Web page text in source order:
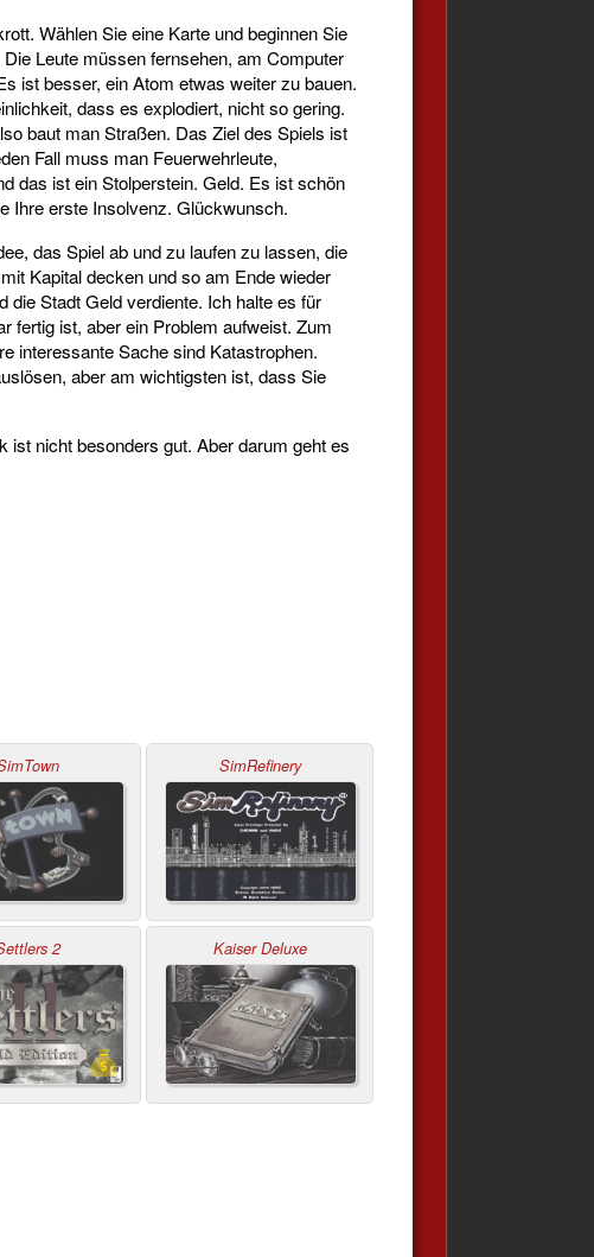
Wählen Sie eine Karte und beginnen Sie
Leute müssen fernsehen, am Computer
ist besser, ein Atom etwas weiter zu bauen.
dass es explodiert, nicht so gering.
baut man Straßen. Das Ziel des Spiels ist
Fall muss man Feuerwehrleute,
das ist ein Stolperstein. Geld. Es ist schön
Ihre erste Insolvenz. Glückwunsch.
das Spiel ab und zu laufen zu lassen, die
Kapital decken und so am Ende wieder
Stadt Geld verdiente. Ich halte es für
fertig ist, aber ein Problem aufweist. Zum
interessante Sache sind Katastrophen.
aber am wichtigsten ist, dass Sie
nicht besonders gut. Aber darum geht es
SimRefinery
2 Kaiser Deluxe